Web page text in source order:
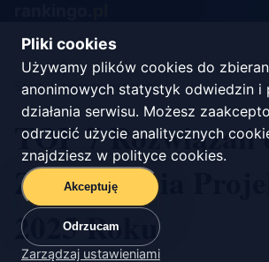
Pliki cookies
Używamy plików cookies do
anonimowych statystyk odwiedzin i
działania serwisu. Możesz
odrzucić użycie analitycznych
znajdziesz w polityce cookies.
Akceptuję
Odrzucam
Zarządzaj ustawieniami
Start/oprogramowanie
TOP 7 Rozwiązań
Zarządzania
2025 Roku